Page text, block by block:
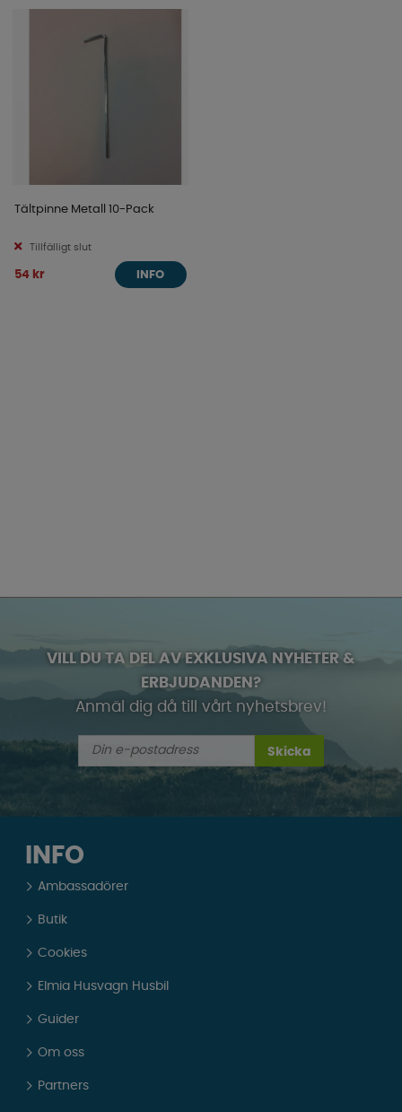
Tältpinne Metall 10-Pack
Tillfälligt slut
54 kr INFO
VILL DU TA DEL AV EXKLUSIVA NYHETER &
ERBJUDANDEN?
Anmäl dig då till vårt nyhetsbrev!
Skicka
INFO
Ambassadörer
Butik
Cookies
Elmia Husvagn Husbil
Guider
Om oss
Partners